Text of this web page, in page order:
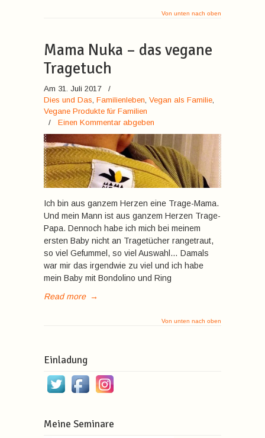
Von unten nach oben
Mama Nuka – das vegane
Tragetuch
Am 31. Juli 2017
/
Dies und Das, Familienleben, Vegan als Familie,
Vegane Produkte für Familien
/ Einen Kommentar abgeben
Ich bin aus ganzem Herzen eine Trage-Mama.
Und mein Mann ist aus ganzem Herzen Trage-
Papa. Dennoch habe ich mich bei meinem
ersten Baby nicht an Tragetücher rangetraut,
so viel Gefummel, so viel Auswahl… Damals
war mir das irgendwie zu viel und ich habe
mein Baby mit Bondolino und Ring
Read more →
Von unten nach oben
Einladung
Meine Seminare